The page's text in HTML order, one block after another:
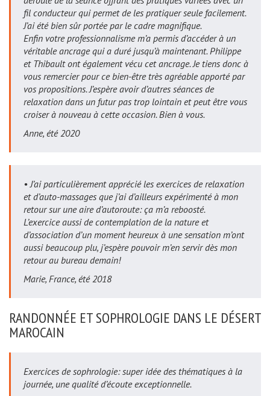
fil conducteur qui permet de les pratiquer seule facilement.
J’ai été bien sûr portée par le cadre magnifique.
Enfin votre professionnalisme m’a permis d’accéder à un
véritable ancrage qui a duré jusqu’à maintenant. Philippe
et Thibault ont également vécu cet ancrage. Je tiens donc à
vous remercier pour ce bien-être très agréable apporté par
vos propositions. J’espère avoir d’autres séances de
relaxation dans un futur pas trop lointain et peut être vous
croiser à nouveau à cette occasion. Bien à vous.
Anne, été 2020
• J’ai particulièrement apprécié les exercices de relaxation
et d’auto-massages que j’ai d’ailleurs expérimenté à mon
retour sur une aire d’autoroute: ça m’a reboosté.
L’exercice aussi de contemplation de la nature et
d’association d’un moment heureux à une sensation m’ont
aussi beaucoup plu, j’espère pouvoir m’en servir dès mon
retour au bureau demain!
Marie, France, été 2018
RANDONNÉE ET SOPHROLOGIE DANS LE DÉSERT
MAROCAIN
Exercices de sophrologie: super idée des thématiques à la
journée, une qualité d’écoute exceptionnelle.